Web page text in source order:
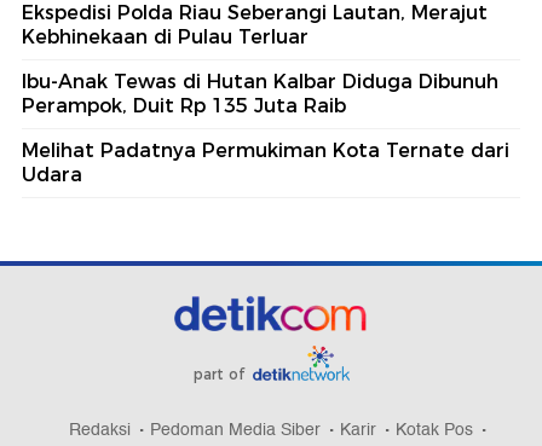
Ekspedisi Polda Riau Seberangi Lautan, Merajut
Kebhinekaan di Pulau Terluar
Ibu-Anak Tewas di Hutan Kalbar Diduga Dibunuh
Perampok, Duit Rp 135 Juta Raib
Melihat Padatnya Permukiman Kota Ternate dari
Udara
part of
Redaksi Pedoman Media Siber Karir Kotak Pos